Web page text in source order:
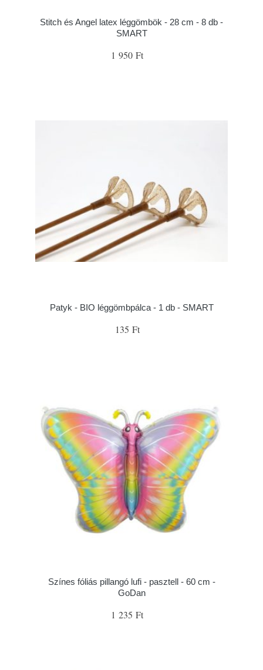
Stitch és Angel latex léggömbök - 28 cm - 8 db -
SMART
1 950 Ft
Patyk - BIO léggömbpálca - 1 db - SMART
135 Ft
Színes fóliás pillangó lufi - pasztell - 60 cm -
GoDan
1 235 Ft